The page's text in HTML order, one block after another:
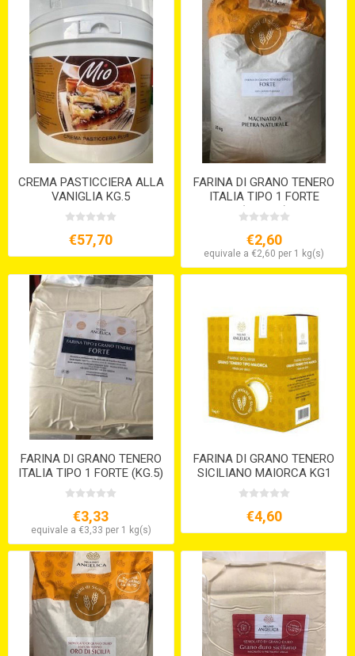
CREMA PASTICCIERA ALLA
VANIGLIA KG.5
€57,70
FARINA DI GRANO TENERO
ITALIA TIPO 1 FORTE
(KG.12,5)
€2,60
equivale a €2,60 per 1 kg(s)
FARINA DI GRANO TENERO
ITALIA TIPO 1 FORTE (KG.5)
S/V
€3,33
equivale a €3,33 per 1 kg(s)
FARINA DI GRANO TENERO
SICILIANO MAIORCA KG1
€4,60